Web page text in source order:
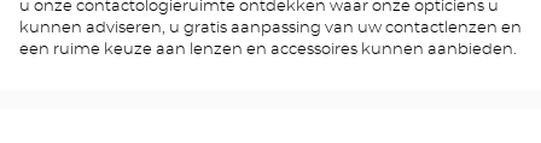
u onze contactologieruimte ontdekken waar onze opticiens u
kunnen adviseren, u gratis aanpassing van uw contactlenzen en
een ruime keuze aan lenzen en accessoires kunnen aanbieden.